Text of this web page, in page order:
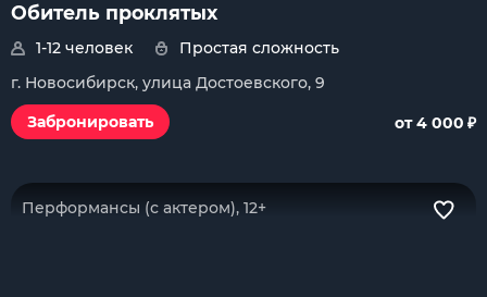
Обитель проклятых
1-12 человек
Простая сложность
г. Новосибирск, улица Достоевского, 9
Забронировать
от 4 000 ₽
Перформансы (с актером), 12+